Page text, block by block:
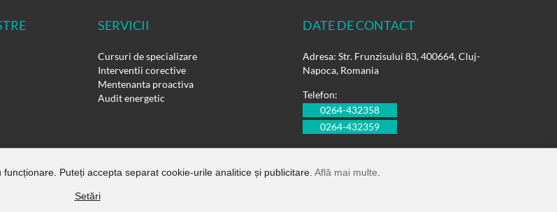
SERVICII
Cursuri de specializare
Interventii corective
Mentenanta proactiva
Audit energetic
DATE DE CONTACT
Adresa: Str. Frunzisului 83, 400664, Cluj-
Napoca, Romania
Telefon:
0264-432358
0264-432359
E-mail:office@rulmentisuedia.ro
Puteți accepta separat cookie-urile analitice și publicitare. Află mai multe
Setări